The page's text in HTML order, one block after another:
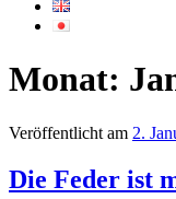
Monat:
Veröffentlicht am 2.
Die Feder ist